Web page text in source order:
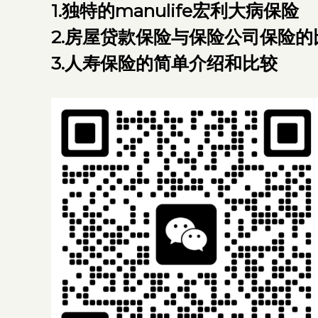
1.独特的manulife宏利大病保险
2.房屋贷款保险与保险公司保险的
3.人寿保险的简单介绍和比较